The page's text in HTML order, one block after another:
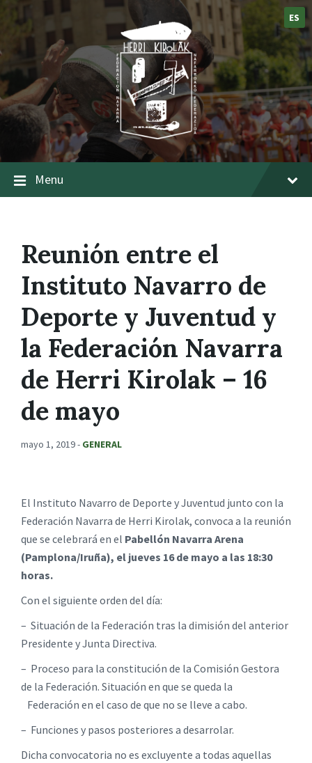
ES
Menu
Reunión entre el
Instituto Navarro de
Deporte y Juventud y
la Federación Navarra
de Herri Kirolak – 16
de mayo
mayo 1, 2019- GENERAL
El Instituto Navarro de Deporte y Juventud junto con la
Federación Navarra de Herri Kirolak, convoca a la reunión
que se celebrará en el Pabellón Navarra Arena
(Pamplona/Iruña), el jueves 16 de mayo a las 18:30
horas.
Con el siguiente orden del día:
– Situación de la Federación tras la dimisión del anterior
Presidente y Junta Directiva.
– Proceso para la constitución de la Comisión Gestora
de la Federación. Situación en que se queda la
Federación en el caso de que no se lleve a cabo.
– Funciones y pasos posteriores a desarrolar.
Dicha convocatoria no es excluyente a todas aquellas